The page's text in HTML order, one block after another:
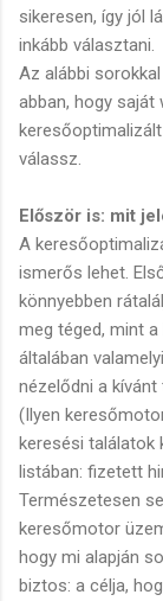
sikeresen, így jól
inkább választani.
Az alábbi
abban, hogy saját
válassz.
Először is: mit
A
ismerős lehet.
könnyebben
meg téged, mint
általában
nézelődni a
(Ilyen
keresési találatok
listában: fizetett
Természetesen
keresőmotor
hogy mi alapján
biztos: a célja,